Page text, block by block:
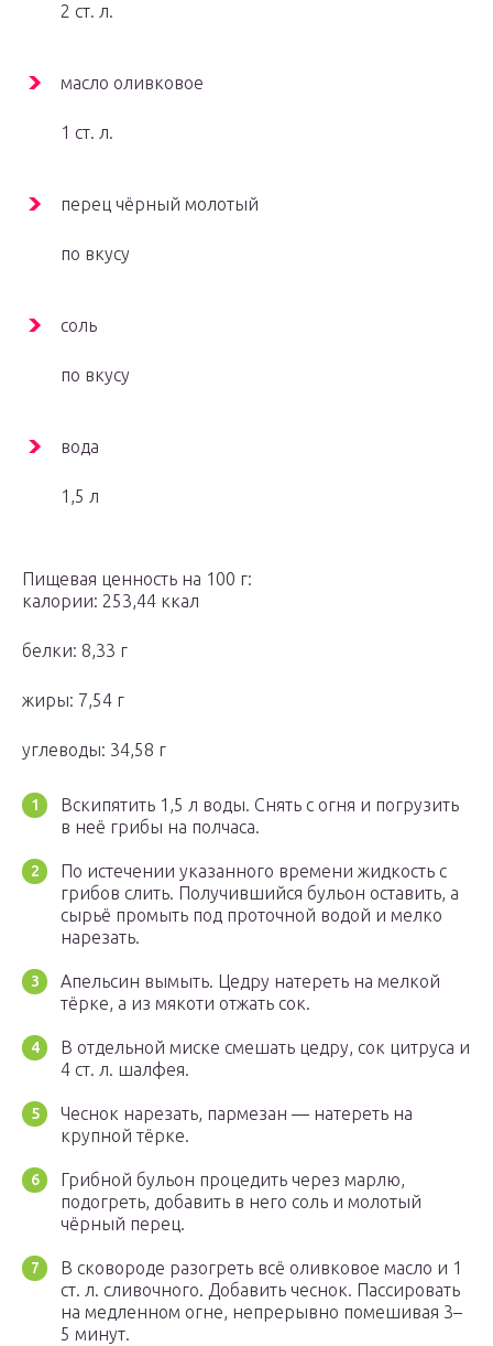
2 ст. л.
масло оливковое
1 ст. л.
перец чёрный молотый
по вкусу
соль
по вкусу
вода
1,5 л
Пищевая ценность на 100 г:
калории: 253,44 ккал
белки: 8,33 г
жиры: 7,54 г
углеводы: 34,58 г
Вскипятить 1,5 л воды. Снять с огня и погрузить
в неё грибы на полчаса.
По истечении указанного времени жидкость с
грибов слить. Получившийся бульон оставить, а
сырьё промыть под проточной водой и мелко
нарезать.
Апельсин вымыть. Цедру натереть на мелкой
тёрке, а из мякоти отжать сок.
В отдельной миске смешать цедру, сок цитруса и
4 ст. л. шалфея.
Чеснок нарезать, пармезан — натереть на
крупной тёрке.
Грибной бульон процедить через марлю,
подогреть, добавить в него соль и молотый
чёрный перец.
В сковороде разогреть всё оливковое масло и 1
ст. л. сливочного. Добавить чеснок. Пассировать
на медленном огне, непрерывно помешивая 3–
5 минут.